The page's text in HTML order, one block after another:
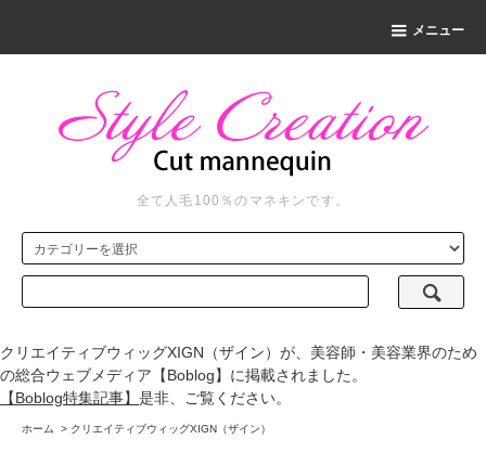
メニュー
全て人毛100％のマネキンです。
クリエイティブウィッグXIGN（ザイン）が、美容師・美容業界のため
の総合ウェブメディア【Boblog】に掲載されました。
【Boblog特集記事】 是非、ご覧ください。
ホーム > クリエイティブウィッグXIGN（ザイン）